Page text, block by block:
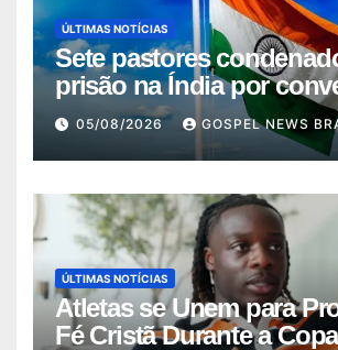
ÚLTIMAS NOTÍCIAS
Sete pastores
prisão na Índia por
força…
05/08/2026 GOSPEL NEWS
ÚLTIMAS NOTÍCIAS
Atletas se Unem para
Fé Cristã Durante a